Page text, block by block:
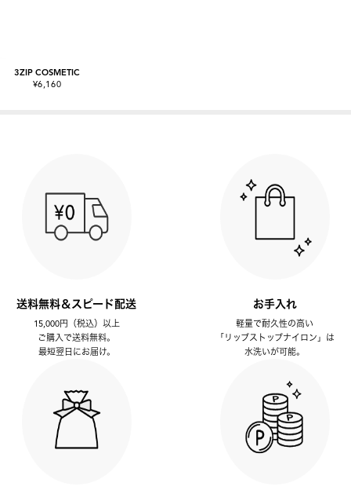
3ZIP COSMETIC
¥6,160
送料無料＆スピード配送
15,000円（税込）以上
ご購入で送料無料。
最短翌日にお届け。
お手入れ
軽量で耐久性の高い
「リップストップナイロン」は
水洗いが可能。